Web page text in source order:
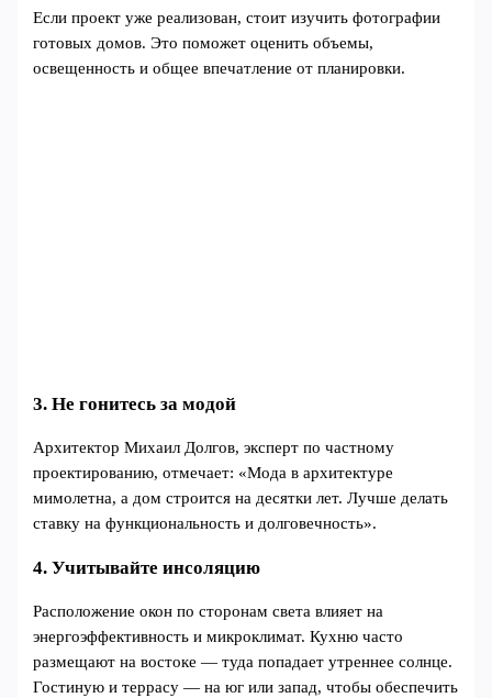
Если проект уже реализован, стоит изучить фотографии
готовых домов. Это поможет оценить объемы,
освещенность и общее впечатление от планировки.
3. Не гонитесь за модой
Архитектор Михаил Долгов, эксперт по частному
проектированию, отмечает: «Мода в архитектуре
мимолетна, а дом строится на десятки лет. Лучше делать
ставку на функциональность и долговечность».
4. Учитывайте инсоляцию
Расположение окон по сторонам света влияет на
энергоэффективность и микроклимат. Кухню часто
размещают на востоке — туда попадает утреннее солнце.
Гостиную и террасу — на юг или запад, чтобы обеспечить